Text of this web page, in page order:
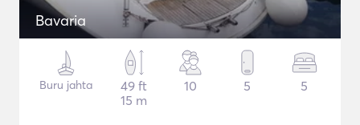
Bavaria
Buru jahta
49 ft
15 m
10 5 5